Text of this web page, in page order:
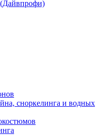
сноркелинга и водных